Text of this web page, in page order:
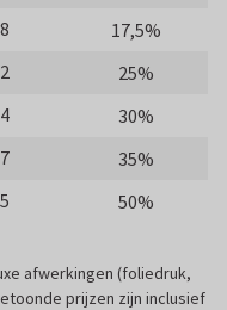
17,5%
25%
30%
35%
50%
afwerkingen (foliedruk,
prijzen zijn inclusief